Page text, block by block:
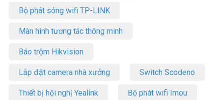
Bộ phát sóng wifi TP-LINK
Màn hình tương tác thông minh
Báo trộm Hikvision
Lắp đặt camera nhà xưởng Switch Scodeno
Thiết bị hội nghị Yealink Bộ phát wifi Imou